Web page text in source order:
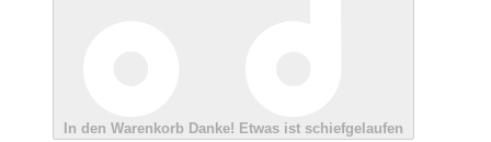
In den Warenkorb Danke! Etwas ist schiefgelaufen